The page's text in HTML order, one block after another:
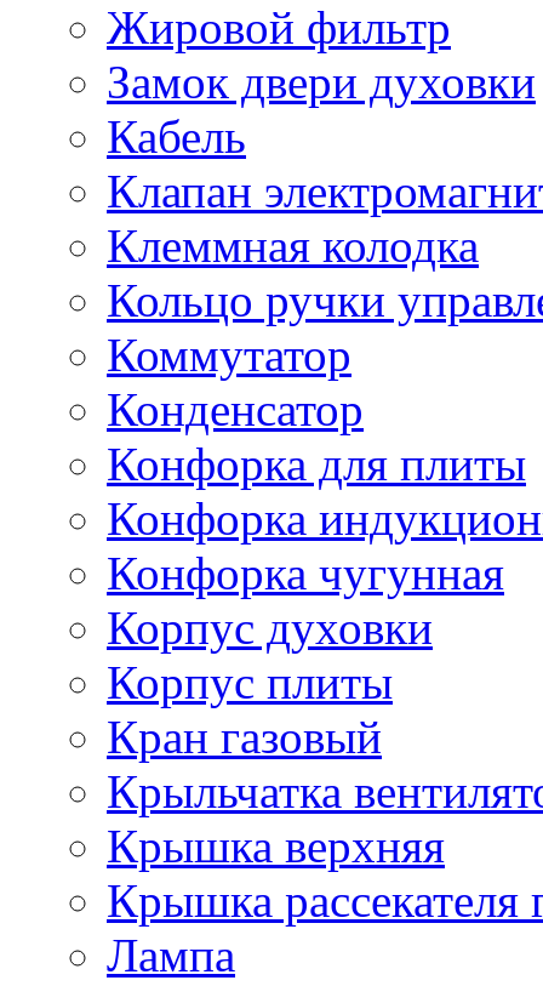
Жировой фильтр
Замок двери духовки
Кабель
Клапан
Клеммная колодка
Кольцо ручки
Коммутатор
Конденсатор
Конфорка для плиты
Конфорка
Конфорка чугунная
Корпус духовки
Корпус плиты
Кран газовый
Крыльчатка
Крышка верхняя
Крышка рассекателя
Лампа